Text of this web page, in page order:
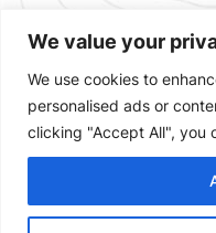
We value your
We use cookies to
personalised ads or
clicking "Accept All", you
Designad